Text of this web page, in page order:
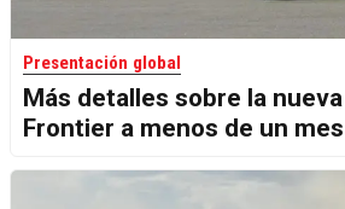
Presentación global
Más detalles sobre la
Frontier a menos de un